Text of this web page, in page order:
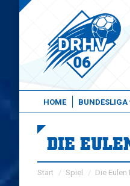
HOME BUNDESLIGA
DIE
Sie befinden sich hier:
Start Spiel Die